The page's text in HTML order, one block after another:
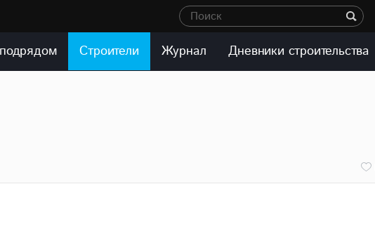
Поиск
Строители Журнал Дневники строительства